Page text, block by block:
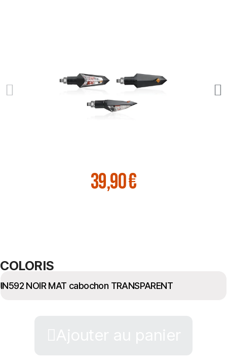
39,90 €
COLORIS